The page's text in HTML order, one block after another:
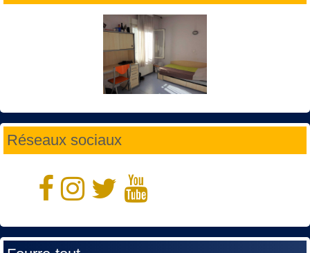
Réseaux sociaux